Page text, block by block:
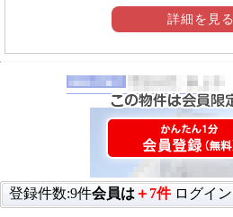
詳細を見る
登録件数:9件会員は ＋7件 ログイン